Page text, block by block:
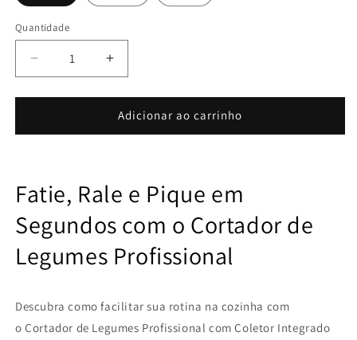
Quantidade
Diminuir
a
quantidade
Cortador
Profissional
com
Integrado
Aumentar
a
quantidade
de
Cortador
Profissional
com
Integrado
Adicionar ao carrinho
Fatie, Rale e Pique em
Segundos com o Cortador de
Legumes Profissional
Descubra como facilitar sua rotina na cozinha com
o Cortador de Legumes Profissional com Coletor Integrado